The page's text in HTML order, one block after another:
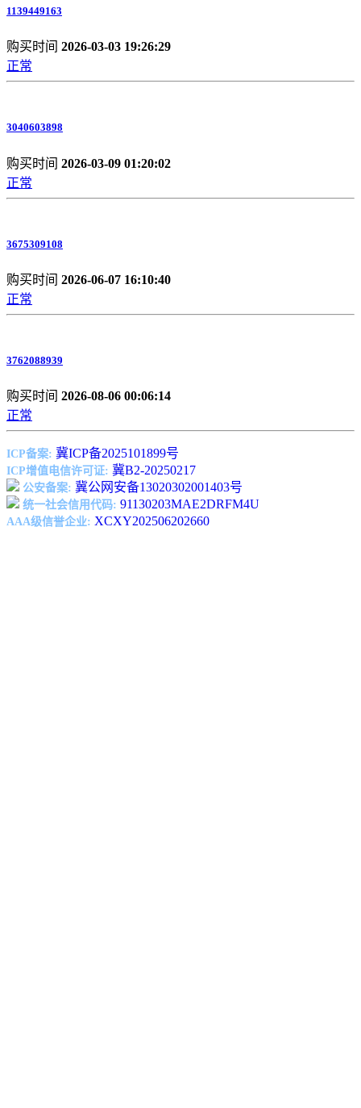
1139449163
购买时间 2026-03-03 19:26:29
正常
3040603898
购买时间 2026-03-09 01:20:02
正常
3675309108
购买时间 2026-06-07 16:10:40
正常
3762088939
购买时间 2026-08-06 00:06:14
正常
ICP备案: 冀ICP备2025101899号
ICP增值电信许可证: 冀B2-20250217
公安备案: 冀公网安备13020302001403号
统一社会信用代码: 91130203MAE2DRFM4U
AAA级信誉企业: XCXY202506202660